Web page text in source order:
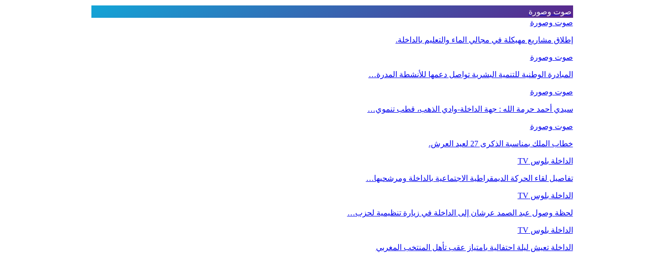
صوت وصورة
صوت وصورة
إطلاق مشاريع مهيكلة في مجالي الماء والتعليم بالداخلة.
صوت وصورة
المبادرة الوطنية للتنمية البشرية تواصل دعمها للأنشطة المدرة…
صوت وصورة
سيدي أحمد حرمة الله : جهة الداخلة-وادي الذهب، قطب تنموي…
صوت وصورة
خطاب الملك بمناسبة الذكرى 27 لعيد العرش.
الداخلة بلوس TV
تفاصيل لقاء الحركة الديمقراطية الاجتماعية بالداخلة ومرشحيها…
الداخلة بلوس TV
لحظة وصول عبد الصمد عرشان إلى الداخلة في زيارة تنظيمية لحزب…
الداخلة بلوس TV
الداخلة تعيش ليلة احتفالية بامتياز عقب تأهل المنتخب المغربي